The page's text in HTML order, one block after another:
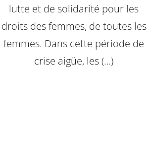
lutte et de solidarité pour les
droits des femmes, de toutes les
femmes. Dans cette période de
crise aigüe, les (…)